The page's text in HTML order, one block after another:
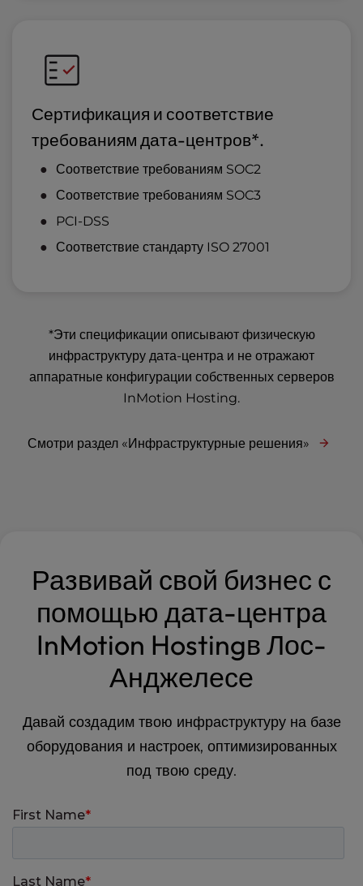
Сертификация и соответствие
требованиям дата-центров*.
Соответствие требованиям SOC2
Соответствие требованиям SOC3
PCI-DSS
Соответствие стандарту ISO 27001
*Эти спецификации описывают физическую
инфраструктуру дата-центра и не отражают
аппаратные конфигурации собственных серверов
InMotion Hosting.
Смотри раздел «Инфраструктурные решения»
Развивай свой бизнес с
помощью дата-центра
InMotion Hostingв Лос-
Анджелесе
Давай создадим твою инфраструктуру на базе
оборудования и настроек, оптимизированных
под твою среду.